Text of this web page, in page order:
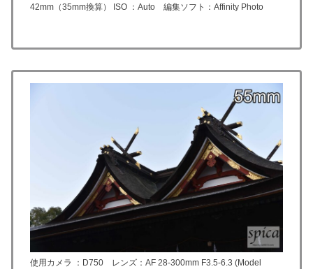
42mm（35mm換算） ISO ：Auto 編集ソフト：Affinity Photo
使用カメラ ：D750 レンズ： AF 28-300mm F3.5-6.3 (Model